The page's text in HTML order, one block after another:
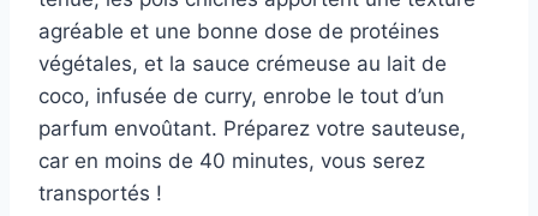
agréable et une bonne dose de protéines
végétales, et la sauce crémeuse au lait de
coco, infusée de curry, enrobe le tout d’un
parfum envoûtant. Préparez votre sauteuse,
car en moins de 40 minutes, vous serez
transportés !